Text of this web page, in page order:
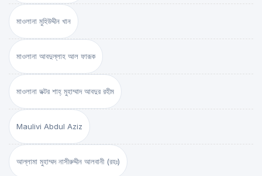
মাওলানা মুহিউদ্দীন খান
মাওলানা আবদুল্লাহ আল ফারূক
মাওলানা ডক্টর শাহ্‌ মুহাম্মাদ আবদুর রহীম
Maulivi Abdul Aziz
আল্লামা মুহাম্মদ নাসীরুদ্দীন আলবানী (রহঃ)